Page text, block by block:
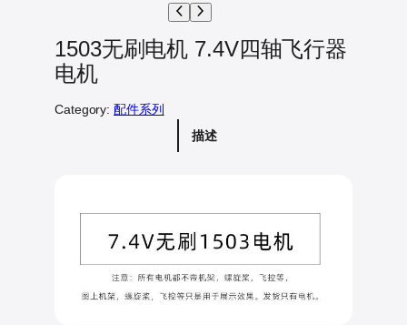
1503无刷电机 7.4V四轴飞行器
电机
Category:配件系列
描述